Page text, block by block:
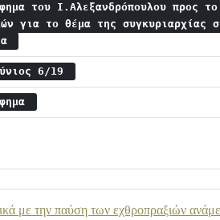
του Ι.Αλεξανδρόπουλου προς
για το θέμα της συγκυριαρχίας
6/19
με την παύση των εχθροπραξιών